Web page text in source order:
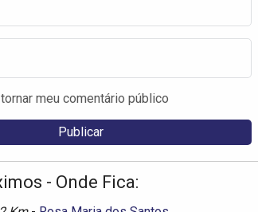
meu comentário público
- Onde Fica: